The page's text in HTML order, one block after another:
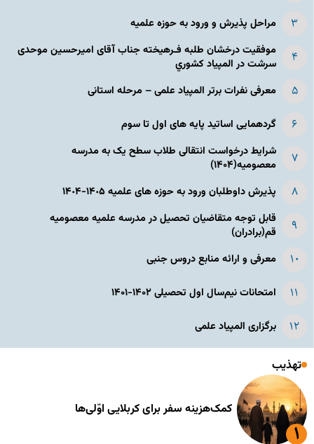
مراحل پذیرش و ورود به حوزه علمیه
موفقیت درخشان طلبه فـرهیخته جناب آقای امیرحسین موحدی
سرشت در المپياد كشوري
معرفی نفرات برتر المپیاد علمی – مرحله استانی
گردهمایی اساتید پایه های اول تا سوم
شرایط درخواست انتقالی طلاب سطح یک به مدرسه
معصومیه(۱۴۰۴)
پذیرش داوطلبان ورود به حوزه های علمیه ١۴٠۵-١۴٠۴
قابل توجه متقاضیان تحصیل در مدرسه علمیه معصومیه
قم(برادران)
معرفی و ارائه منابع دروس جنبی
امتحانات نیم‌سال اول تحصیلی ۱۴۰۲-۱۴۰۱
برگزاری المپیاد علمی
تهذیب
کمک‌هزینه سفر برای کربلایی اوّلی‌ها